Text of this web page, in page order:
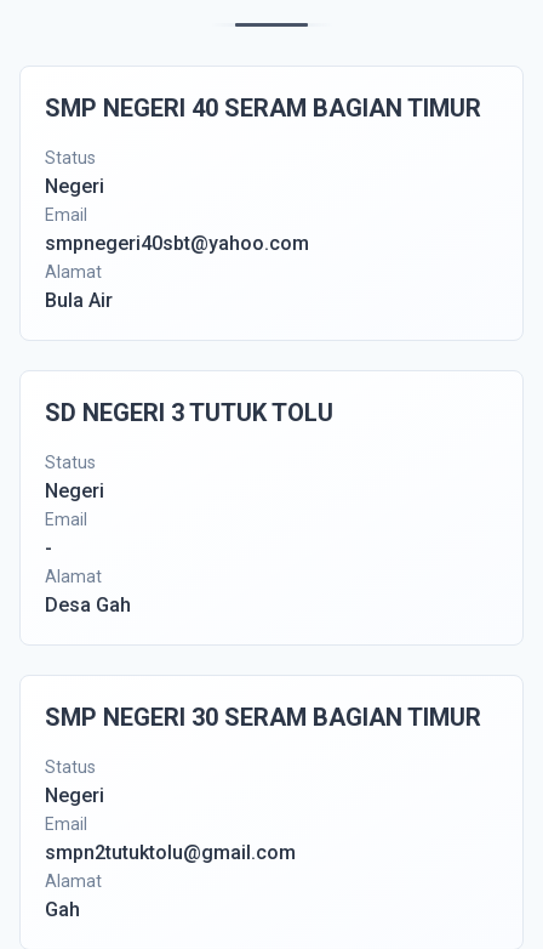
SMP NEGERI 40 SERAM BAGIAN TIMUR
Status
Negeri
Email
smpnegeri40sbt@yahoo.com
Alamat
Bula Air
SD NEGERI 3 TUTUK TOLU
Status
Negeri
Email
-
Alamat
Desa Gah
SMP NEGERI 30 SERAM BAGIAN TIMUR
Status
Negeri
Email
smpn2tutuktolu@gmail.com
Alamat
Gah